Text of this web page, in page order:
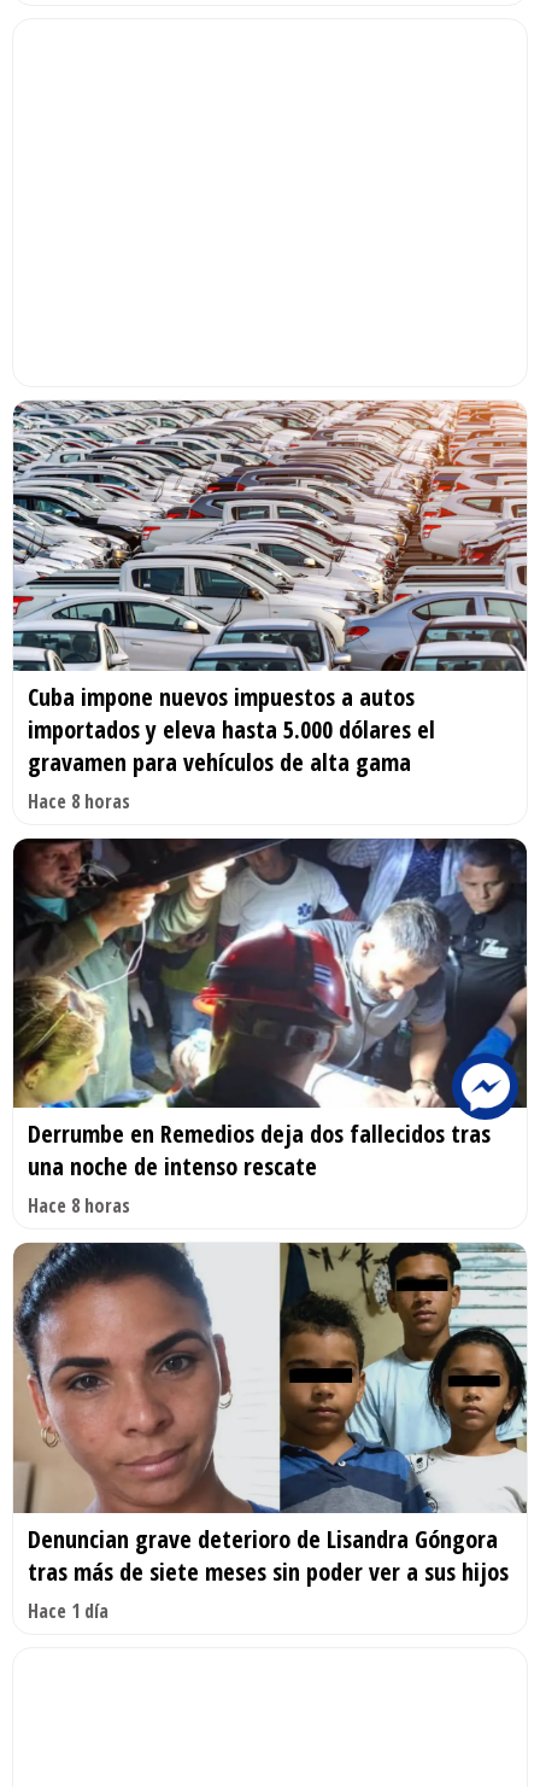
Cuba impone nuevos impuestos a autos
importados y eleva hasta 5.000 dólares el
gravamen para vehículos de alta gama
Hace 8 horas
Derrumbe en Remedios deja dos fallecidos tras
una noche de intenso rescate
Hace 8 horas
Denuncian grave deterioro de Lisandra Góngora
tras más de siete meses sin poder ver a sus hijos
Hace 1 día